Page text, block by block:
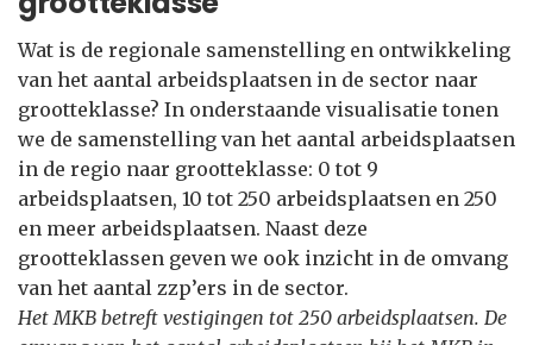
Wat is de regionale samenstelling en ontwikkeling
van het aantal arbeidsplaatsen in de sector naar
grootteklasse? In onderstaande visualisatie tonen
we de samenstelling van het aantal arbeidsplaatsen
in de regio naar grootteklasse: 0 tot 9
arbeidsplaatsen, 10 tot 250 arbeidsplaatsen en 250
en meer arbeidsplaatsen. Naast deze
grootteklassen geven we ook inzicht in de omvang
van het aantal zzp’ers in de sector.
Het MKB betreft vestigingen tot 250 arbeidsplaatsen. De